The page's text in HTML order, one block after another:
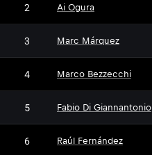
2 Ai Ogura
3 Marc Márquez
4 Marco Bezzecchi
5 Fabio Di Giannantonio
6 Raúl Fernández